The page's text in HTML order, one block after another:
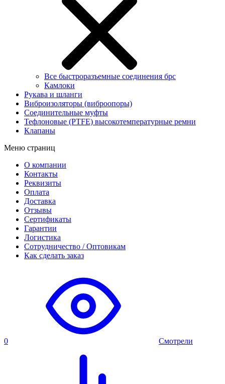
Все быстроразъемные соединения брс
Камлоки
Рукава и шланги
Виброизоляторы (виброопоры)
Соединительные муфты
Тефлоновые (PTFE) высокотемпературные ремни
Клапаны
Меню страниц
О компании
Контакты
Реквизиты
Оплата
Доставка
Отзывы
Сертификаты
Гарантии
Логистика
Сотрудничество / Оптовикам
Как сделать заказ
0 Смотрели